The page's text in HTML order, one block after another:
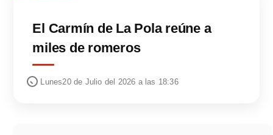
El Carmín de La Pola reúne a
miles de romeros
Lunes20 de Julio del 2026 a las 18:36